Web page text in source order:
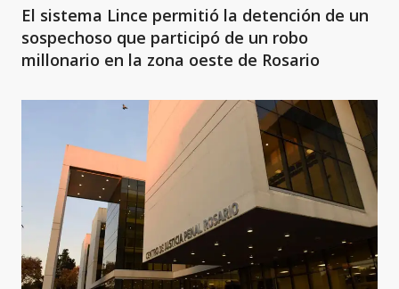
El sistema Lince permitió la detención de un
sospechoso que participó de un robo
millonario en la zona oeste de Rosario